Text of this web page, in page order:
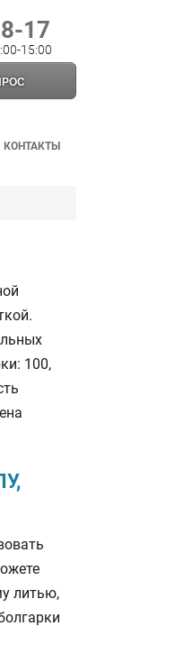
17
15:00
КОНТАКТЫ
100,
литью,